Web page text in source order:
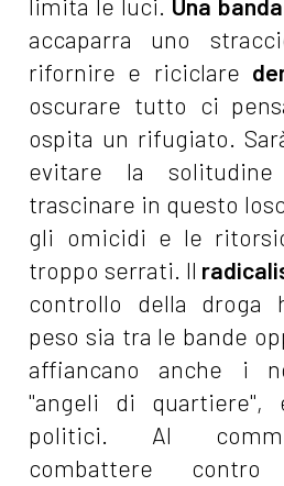
limita le luci. Una
accaparra uno
rifornire e riciclare
oscurare tutto ci
ospita un rifugiato.
evitare la
trascinare in questo
gli omicidi e le
troppo serrati. Il
controllo della droga
peso sia tra le bande
affiancano anche i
"angeli di
politici. Al
combattere